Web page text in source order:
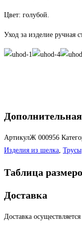
Цвет: голубой.
Уход за изделие ручная
АртикулЖ 000956
Изделия из шелка, Трусы
Таблица
Доставка
Доставка